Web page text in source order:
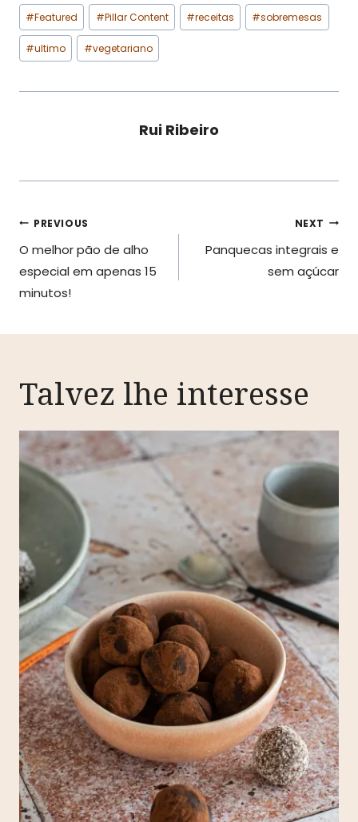
#Featured #Pillar Content #receitas #sobremesas
#ultimo #vegetariano
Rui Ribeiro
Navegação
de
artigos
PREVIOUS
O melhor pão de alho
especial em apenas 15
minutos!
NEXT
Panquecas integrais e
sem açúcar
Talvez lhe interesse